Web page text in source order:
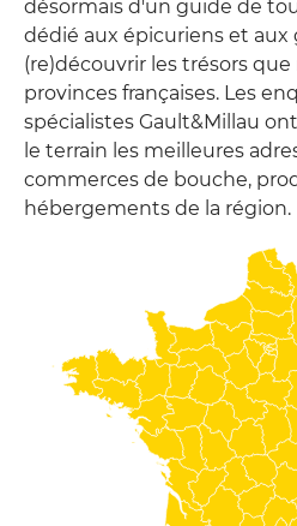
désormais d'un guide de
dédié aux épicuriens et
(re)découvrir les trésors
provinces françaises. Les
spécialistes Gault&Millau
le terrain les meilleures
commerces de bouche,
hébergements de la région.